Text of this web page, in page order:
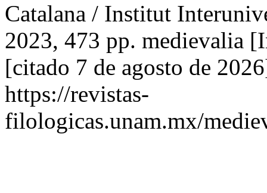
Catalana / Institut
2023, 473 pp. medievalia
[citado 7 de agosto de
https://revistas-
filologicas.unam.mx/